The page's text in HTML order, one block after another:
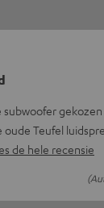
Teufel
de hele recensie